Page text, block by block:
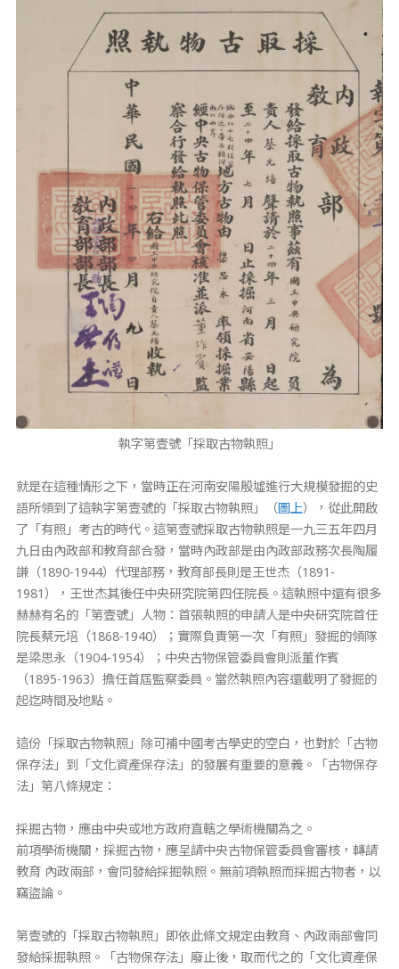
執字第壹號「採取古物執照」
就是在這種情形之下，當時正在河南安陽殷墟進行大規模發掘的史
語所領到了這執字第壹號的「採取古物執照」（圖上），從此開啟
了「有照」考古的時代。這第壹號採取古物執照是一九三五年四月
九日由內政部和教育部合發，當時內政部是由內政部政務次長陶履
謙（1890-1944）代理部務，教育部長則是王世杰（1891-
1981），王世杰其後任中央研究院第四任院長。這執照中還有很多
赫赫有名的「第壹號」人物：首張執照的申請人是中央研究院首任
院長蔡元培（1868-1940）；實際負責第一次「有照」發掘的領隊
是梁思永（1904-1954）；中央古物保管委員會則派董作賓
（1895-1963）擔任首屆監察委員。當然執照內容還載明了發掘的
起迄時間及地點。
這份「採取古物執照」除可補中國考古學史的空白，也對於「古物
保存法」到「文化資產保存法」的發展有重要的意義。「古物保存
法」第八條規定：
採掘古物，應由中央或地方政府直轄之學術機關為之。
前項學術機關，採掘古物，應呈請中央古物保管委員會審核，轉請
教育 內政兩部，會同發給採掘執照。無前項執照而採掘古物者，以
竊盜論。
第壹號的「採取古物執照」即依此條文規定由教育、內政兩部會同
發給採掘執照。「古物保存法」廢止後，取而代之的「文化資產保